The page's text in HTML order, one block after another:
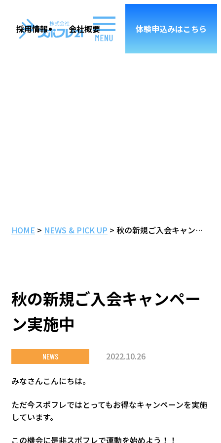
採用情報 会社概要 体験申込みはこちら
HOME > NEWS & PICK UP > 秋の新規ご入会キャンペーン実施中
秋の新規ご入会キャンペー
ン実施中
NEWS 2022.10.26
みなさんこんにちは。
ただ今スポフレではとってもお得なキャンペーンを実施
しています。
この機会に是非スポフレで運動を始めよう！！